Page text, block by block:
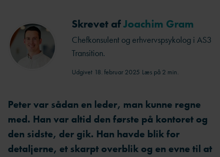
Skrevet afJoachim Gram
Chefkonsulent og erhvervspsykolog i AS3
Transition.
Udgivet 18. februar 2025 Læs på 2 min.
Peter var sådan en leder, man kunne regne
med. Han var altid den første på kontoret og
den sidste, der gik. Han havde blik for
detaljerne, et skarpt overblik og en evne til at